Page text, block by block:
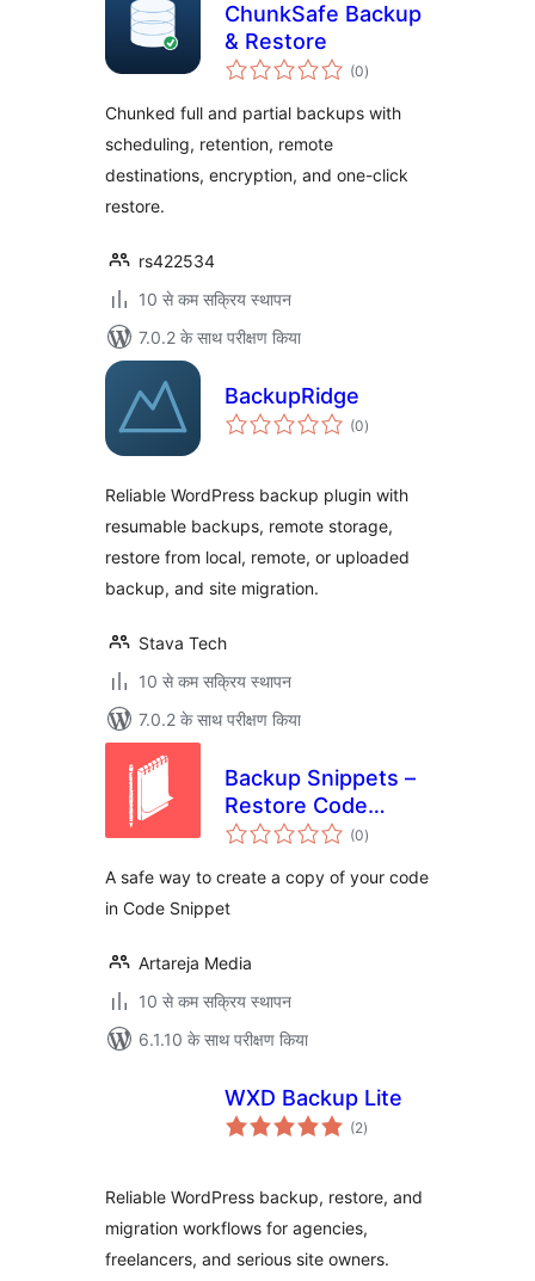
ChunkSafe Backup
& Restore
(0कुल
दर)
Chunked full and partial backups with
scheduling, retention, remote
destinations, encryption, and one-click
restore.
rs422534
10 से कम सक्रिय स्थापन
7.0.2 के साथ परीक्षण किया
BackupRidge
(0कुल
दर)
Reliable WordPress backup plugin with
resumable backups, remote storage,
restore from local, remote, or uploaded
backup, and site migration.
Stava Tech
10 से कम सक्रिय स्थापन
7.0.2 के साथ परीक्षण किया
Backup Snippets –
Restore Code
Snippet Easily
(0कुल
दर)
A safe way to create a copy of your code
in Code Snippet
Artareja Media
10 से कम सक्रिय स्थापन
6.1.10 के साथ परीक्षण किया
WXD Backup Lite
(2कुल
दर)
Reliable WordPress backup, restore, and
migration workflows for agencies,
freelancers, and serious site owners.